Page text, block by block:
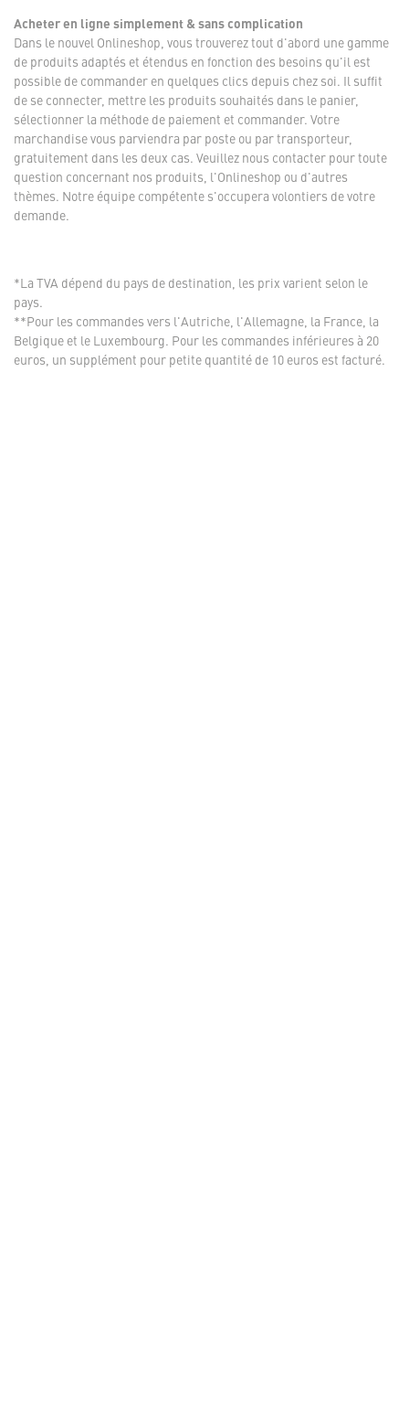
Acheter en ligne simplement & sans complication
Dans le nouvel Onlineshop, vous trouverez tout d'abord une gamme
de produits adaptés et étendus en fonction des besoins qu'il est
possible de commander en quelques clics depuis chez soi. Il suffit
de se connecter, mettre les produits souhaités dans le panier,
sélectionner la méthode de paiement et commander. Votre
marchandise vous parviendra par poste ou par transporteur,
gratuitement dans les deux cas. Veuillez nous contacter pour toute
question concernant nos produits, l'Onlineshop ou d'autres
thèmes. Notre équipe compétente s'occupera volontiers de votre
demande.
*La TVA dépend du pays de destination, les prix varient selon le
pays.
**Pour les commandes vers l'Autriche, l'Allemagne, la France, la
Belgique et le Luxembourg. Pour les commandes inférieures à 20
euros, un supplément pour petite quantité de 10 euros est facturé.